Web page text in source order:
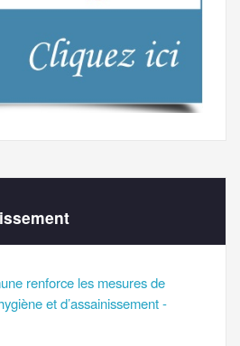
renforce les mesures de
et d’assainissement -